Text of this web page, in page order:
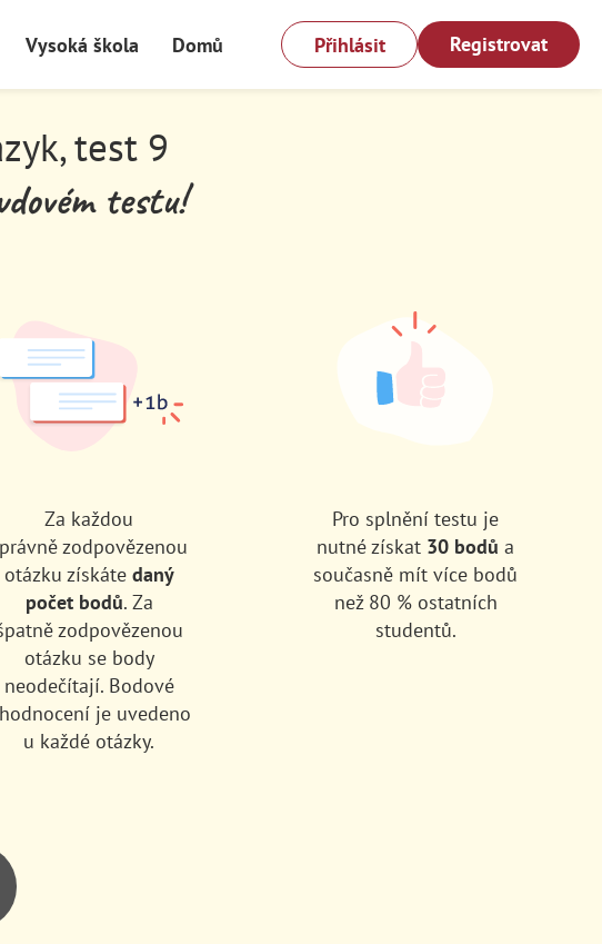
Vysoká škola Domů Přihlásit Registrovat
test 9
testu!
Za každou
zodpovězenou
otázku získáte daný
počet bodů. Za
zodpovězenou
otázku se body
neodečítají. Bodové
je uvedeno
u každé otázky.
Pro splnění testu je
nutné získat 30 bodů a
současně mít více bodů
než 80 % ostatních
studentů.